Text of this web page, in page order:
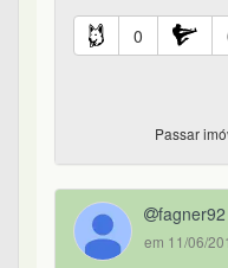
0
Passar
fagner92
em 11/06/